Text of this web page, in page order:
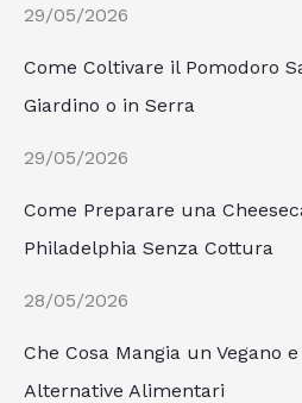
29/05/2026
Come Coltivare il Pomodoro
Giardino o in Serra
29/05/2026
Come Preparare una
Philadelphia Senza Cottura
28/05/2026
Che Cosa Mangia un Vegano
Alternative Alimentari